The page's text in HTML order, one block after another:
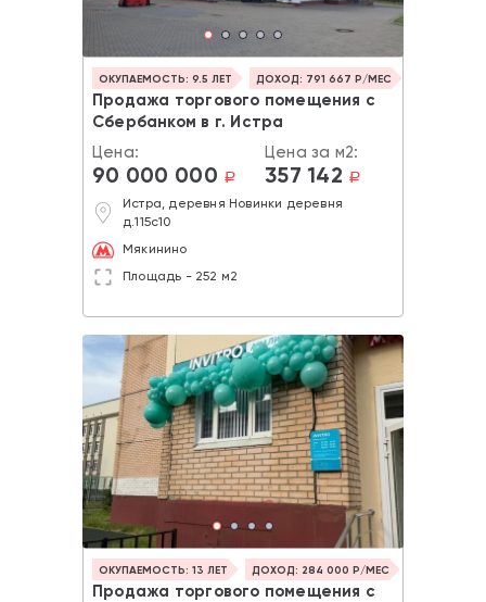
ОКУПАЕМОСТЬ: 9.5 ЛЕТ ДОХОД: 791 667 Р/МЕС
Продажа торгового помещения с
Сбербанком в г. Истра
Цена:
90 000 000 a
Цена за м2:
357 142 a
Истра, деревня Новинки деревня
д.115с10
Мякинино
Площадь - 252 м2
ОКУПАЕМОСТЬ: 13 ЛЕТ ДОХОД: 284 000 Р/МЕС
Продажа торгового помещения с